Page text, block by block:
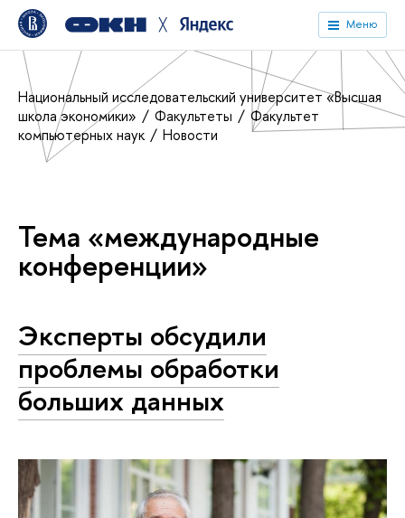
╳ Меню
Национальный исследовательский университет «Высшая
школа экономики»
Факультеты
Факультет
компьютерных наук
Новости
Тема «международные
конференции»
Эксперты обсудили
проблемы обработки
больших данных